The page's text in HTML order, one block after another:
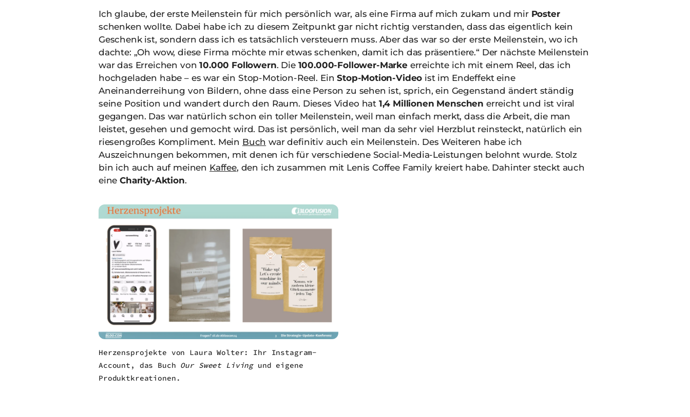
Ich glaube, der erste Meilenstein für mich persönlich war, als eine Firma auf mich zukam und mir Poster
schenken wollte. Dabei habe ich zu diesem Zeitpunkt gar nicht richtig verstanden, dass das eigentlich kein
Geschenk ist, sondern dass ich es tatsächlich versteuern muss. Aber das war so der erste Meilenstein, wo ich
dachte: „Oh wow, diese Firma möchte mir etwas schenken, damit ich das präsentiere.“ Der nächste Meilenstein
war das Erreichen von10.000 Followern. Die 100.000-Follower-Markeerreichte ich mit einem Reel, das ich
hochgeladen habe – es war ein Stop-Motion-Reel. EinStop-Motion-Video ist im Endeffekt eine
Aneinanderreihung von Bildern, ohne dass eine Person zu sehen ist, sprich, ein Gegenstand ändert ständig
seine Position und wandert durch den Raum. Dieses Video hat 1,4 Millionen Menschen erreicht und ist viral
gegangen. Das war natürlich schon ein toller Meilenstein, weil man einfach merkt, dass die Arbeit, die man
leistet, gesehen und gemocht wird. Das ist persönlich, weil man da sehr viel Herzblut reinsteckt, natürlich ein
riesengroßes Kompliment. Mein Buch war definitiv auch ein Meilenstein. Des Weiteren habe ich
Auszeichnungen bekommen, mit denen ich für verschiedene Social-Media-Leistungen belohnt wurde. Stolz
bin ich auch auf meinen Kaffee, den ich zusammen mit Lenis Coffee Family kreiert habe. Dahinter steckt auch
eineCharity-Aktion.
Herzensprojekte von Laura Wolter: Ihr Instagram-
Account, das Buch Our Sweet Livingund eigene
Produktkreationen.